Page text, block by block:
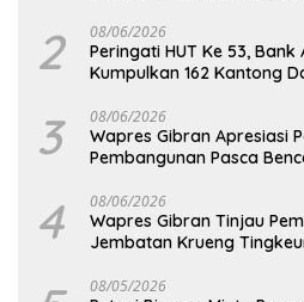
2 08/06/2026
Peringati HUT Ke 53,
Kumpulkan 162 Kantong
3 08/06/2026
Wapres Gibran Apresiasi
Pembangunan Pasca
4 08/06/2026
Wapres Gibran Tinjau
Jembatan Krueng
08/05/2026